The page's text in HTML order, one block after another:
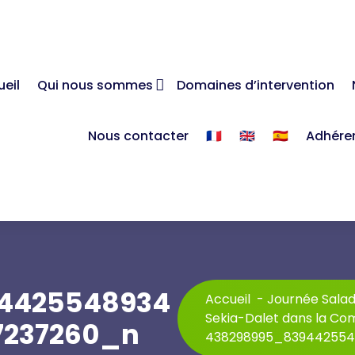
Qui nous sommes Domaines d’intervention
Nous contacter 🇫🇷 🇬🇧 🇪🇸
Accueil - Journée
Sekia-Dalet dans la